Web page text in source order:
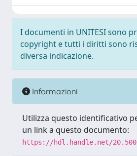
I documenti in UNITESI sono
copyright e tutti i diritti sono
diversa indicazione.
Informazioni
Utilizza questo identificativo
un link a questo documento:
https://hdl.handle.net/